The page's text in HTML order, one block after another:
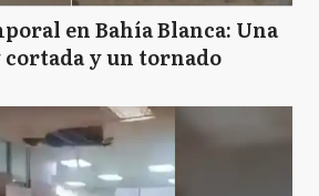
en Bahía Blanca: Una
cortada y un tornado